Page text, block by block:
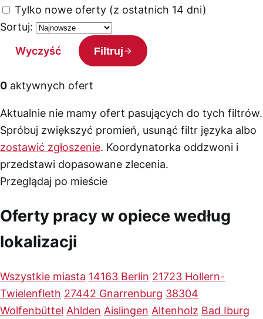
Tylko nowe oferty (z ostatnich 14 dni)
Sortuj:
Wyczyść
Filtruj
0 aktywnych ofert
Aktualnie nie mamy ofert pasujących do tych filtrów.
Spróbuj zwiększyć promień, usunąć filtr języka albo
zostawić zgłoszenie. Koordynatorka oddzwoni i
przedstawi dopasowane zlecenia.
Przeglądaj po mieście
Oferty pracy w opiece według
lokalizacji
Wszystkie miasta 14163 Berlin 21723 Hollern-
Twielenfleth 27442 Gnarrenburg 38304
Wolfenbüttel Ahlden Aislingen Altenholz Bad Iburg